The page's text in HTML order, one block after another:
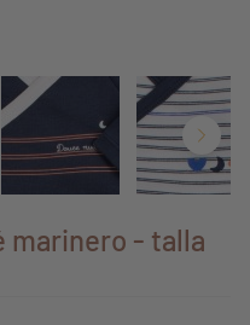
marinero - talla